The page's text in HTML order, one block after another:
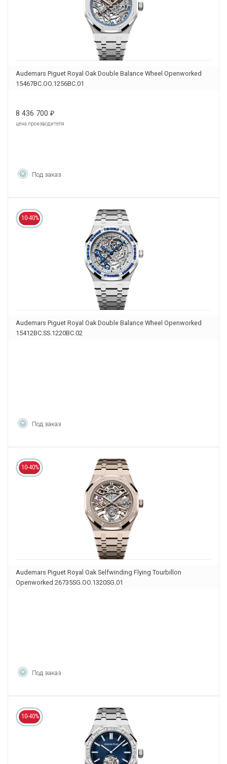
Audemars Piguet Royal Oak Double Balance Wheel Openworked
15467BC.OO.1256BC.01
8 436 700 ₽
цена производителя
Под заказ
10-40%
Audemars Piguet Royal Oak Double Balance Wheel Openworked
15412BC.SS.1220BC.02
Под заказ
10-40%
Audemars Piguet Royal Oak Selfwinding Flying Tourbillon
Openworked 26735SG.OO.1320SG.01
Под заказ
10-40%